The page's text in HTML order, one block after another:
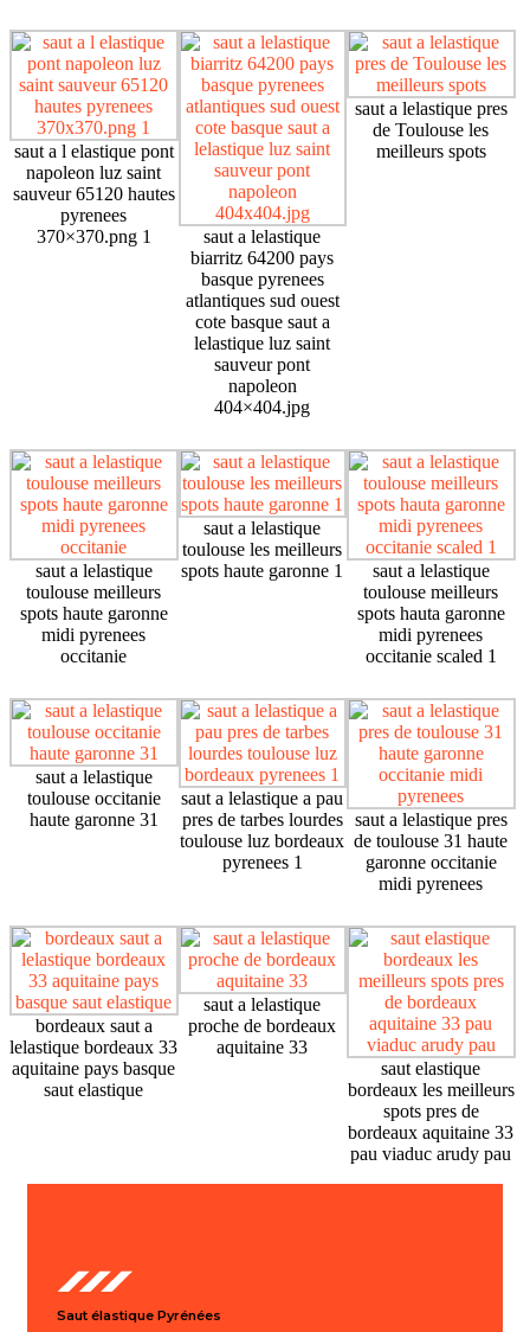
saut a l elastique pont
napoleon luz saint
sauveur 65120 hautes
pyrenees
370×370.png 1
saut a lelastique
biarritz 64200 pays
basque pyrenees
atlantiques sud ouest
cote basque saut a
lelastique luz saint
sauveur pont
napoleon
404×404.jpg
saut a lelastique pres
de Toulouse les
meilleurs spots
saut a lelastique
toulouse meilleurs
spots haute garonne
midi pyrenees
occitanie
saut a lelastique
toulouse les meilleurs
spots haute garonne 1
saut a lelastique
toulouse meilleurs
spots hauta garonne
midi pyrenees
occitanie scaled 1
saut a lelastique
toulouse occitanie
haute garonne 31
saut a lelastique a pau
pres de tarbes lourdes
toulouse luz bordeaux
pyrenees 1
saut a lelastique pres
de toulouse 31 haute
garonne occitanie
midi pyrenees
bordeaux saut a
lelastique bordeaux 33
aquitaine pays basque
saut elastique
saut a lelastique
proche de bordeaux
aquitaine 33
saut elastique
bordeaux les meilleurs
spots pres de
bordeaux aquitaine 33
pau viaduc arudy pau
Saut élastique Pyrénées